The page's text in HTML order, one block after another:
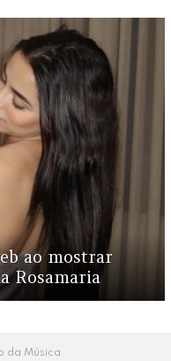
ao mostrar
Rosamaria
da Música